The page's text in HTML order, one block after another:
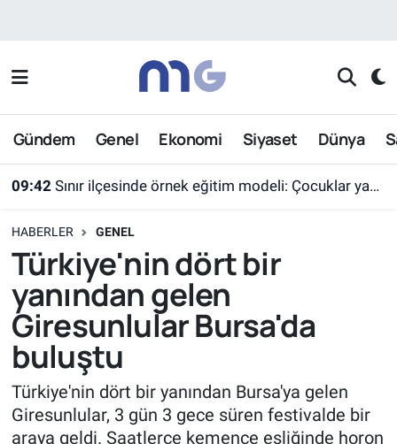
Gündem Genel Ekonomi Siyaset Dünya
09:42 Sınır ilçesinde örnek eğitim modeli: Çocuklar yazın ekran yerine etkinlikleri seçti
HABERLER GENEL
Türkiye'nin dört bir
yanından gelen
Giresunlular Bursa'da
buluştu
Türkiye'nin dört bir yanından Bursa'ya gelen
Giresunlular, 3 gün 3 gece süren festivalde bir
araya geldi. Saatlerce kemençe eşliğinde horon
Nöbetçi Eczaneler
Hava Durumu
Süper Lig Puan Durumu ve Fikstür
Tüm Manşetler
Son Dakika Haberleri
Haber Arşivi